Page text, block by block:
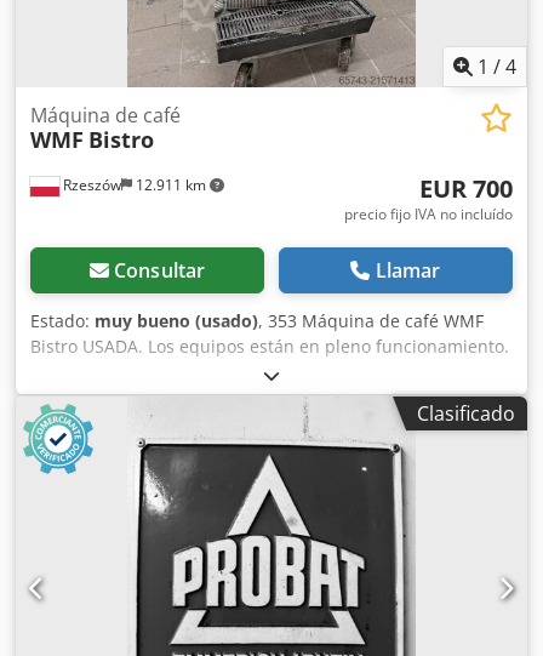
1 /4
Rzeszów 12.911 km
Máquina de café
WMF Bistro
EUR 700
precio fijo IVA no incluído
Consultar Llamar
Estado: muy bueno (usado), 353 Máquina de café WMF
Bistro USADA. Los equipos están en pleno funcionamiento.
DIMENSIONES EXTERIORES (en cm): - alto 60, - ancho 38, -
largo 25. El equipo está disponible para inspección en
nuestro almacén (36-068 Bachórz, Polonia). Opciones de
pago disponibles: transporte del equipo. El precio indicado
es neto. HABLAMOS INGLÉS, ALEMÁN, FRANCÉS, RUSO,
UCRANIANO. Dkjdeywl Izopfx Aqisr
Clasificado